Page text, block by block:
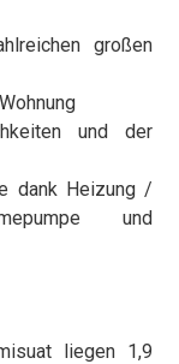
großen
und der
dank Heizung /
und
liegen 1,9